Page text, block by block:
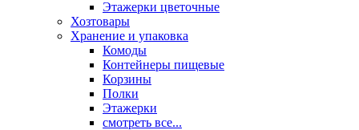
Этажерки цветочные
Хозтовары
Хранение и упаковка
Комоды
Контейнеры пищевые
Корзины
Полки
Этажерки
смотреть все...